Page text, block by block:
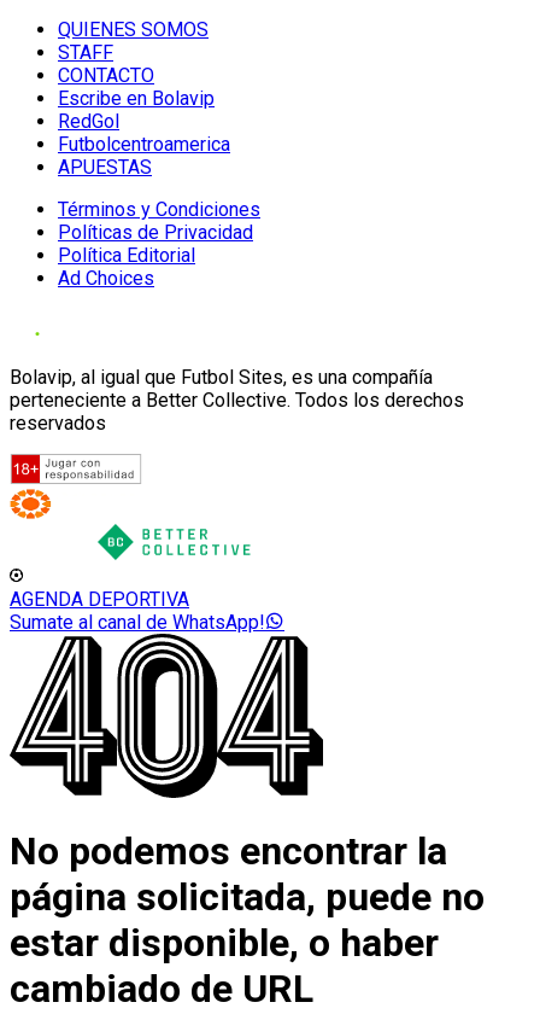
QUIENES SOMOS
STAFF
CONTACTO
Escribe en Bolavip
RedGol
Futbolcentroamerica
APUESTAS
Términos y Condiciones
Políticas de Privacidad
Política Editorial
Ad Choices
Bolavip, al igual que Futbol Sites, es una compañía
perteneciente a Better Collective. Todos los derechos
reservados
AGENDA DEPORTIVA
Sumate al canal de WhatsApp!
No podemos encontrar la
página solicitada, puede no
estar disponible, o haber
cambiado de URL